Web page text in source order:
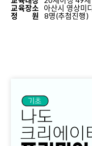
교육장소 아산시 영상미
정 원
8명(추첨진행)